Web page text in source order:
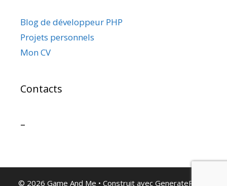
Blog de développeur PHP
Projets personnels
Mon CV
Contacts
–
© 2026 Game And Me • Construit avec GeneratePress